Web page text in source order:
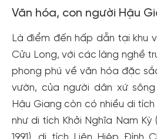
Văn hóa, con người Hậu
Là điểm đến hấp dẫn tại khu
Cửu Long, với các làng nghề
phong phú về văn hóa đặc
vườn, của người dân xứ
Hậu Giang còn có nhiều di
như di tích Khởi Nghĩa Nam